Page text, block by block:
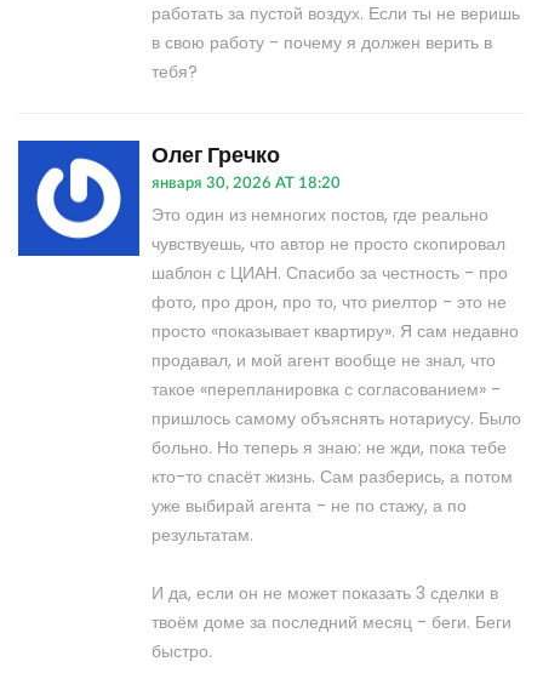
работать за пустой воздух. Если ты не веришь
в свою работу - почему я должен верить в
тебя?
Олег Гречко
января 30, 2026 AT 18:20
Это один из немногих постов, где реально
чувствуешь, что автор не просто скопировал
шаблон с ЦИАН. Спасибо за честность - про
фото, про дрон, про то, что риелтор - это не
просто «показывает квартиру». Я сам недавно
продавал, и мой агент вообще не знал, что
такое «перепланировка с согласованием» -
пришлось самому объяснять нотариусу. Было
больно. Но теперь я знаю: не жди, пока тебе
кто-то спасёт жизнь. Сам разберись, а потом
уже выбирай агента - не по стажу, а по
результатам.
И да, если он не может показать 3 сделки в
твоём доме за последний месяц - беги. Беги
быстро.